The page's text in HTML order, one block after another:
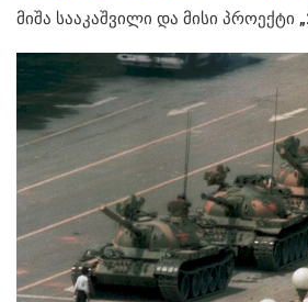
მიშა სააკაშვილი და მისი პროექტი